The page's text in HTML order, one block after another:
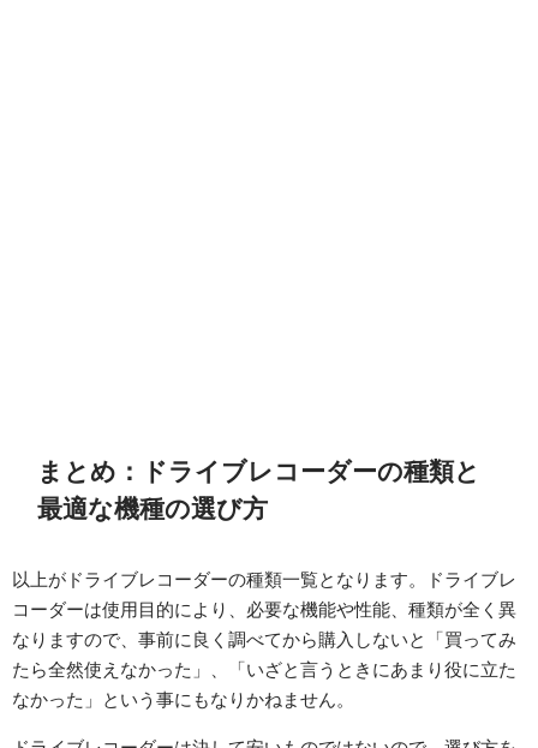
まとめ：ドライブレコーダーの種類と
最適な機種の選び方
以上がドライブレコーダーの種類一覧となります。ドライブレ
コーダーは使用目的により、必要な機能や性能、種類が全く異
なりますので、事前に良く調べてから購入しないと「買ってみ
たら全然使えなかった」、「いざと言うときにあまり役に立た
なかった」という事にもなりかねません。